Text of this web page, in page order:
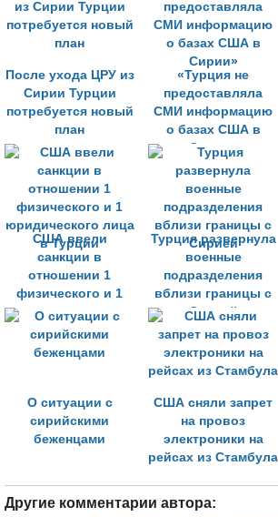
Сирии
После ухода ЦРУ из
Сирии Турции
потребуется новый
план
«Турция не
предоставляла
СМИ информацию
о базах США в
Сирии»
США ввели
санкции в
отношении 1
физического и 1
юридического лица
в Турции
Турция развернула
военные
подразделения
вблизи границы с
Сирией
О ситуации с
сирийскими
беженцами
США сняли запрет
на провоз
электроники на
рейсах из Стамбула
Другие комментарии автора: